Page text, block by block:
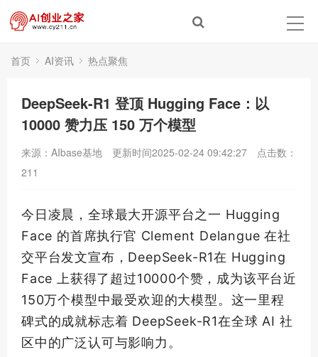
首页 AI资讯 热点聚焦
DeepSeek-R1 登顶 Hugging Face：以
10000 赞力压 150 万个模型
来源：AIbase基地 更新时间2025-02-24 09:42:27
点击数：
211
今日凌晨，全球最大开源平台之一 Hugging
Face 的首席执行官 Clement Delangue 在社
交平台发文宣布，DeepSeek-R1在 Hugging
Face 上获得了超过10000个赞，成为该平台近
150万个模型中最受欢迎的大模型。这一里程
碑式的成就标志着 DeepSeek-R1在全球 AI 社
区中的广泛认可与影响力。